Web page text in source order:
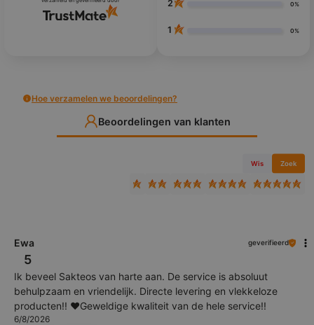
2 0%
1 0%
Hoe verzamelen we beoordelingen?
Beoordelingen van klanten
Wis Zoek
Ewa geverifieerd
5
Ik beveel Sakteos van harte aan. De service is absoluut
behulpzaam en vriendelijk. Directe levering en vlekkeloze
producten!! ❤️Geweldige kwaliteit van de hele service!!
6/8/2026